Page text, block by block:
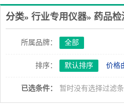
分类» 行业专用仪器» 药品检
所属品牌： 全部
排序： 默认排序 价格
已选条件： 暂时没有选择过滤